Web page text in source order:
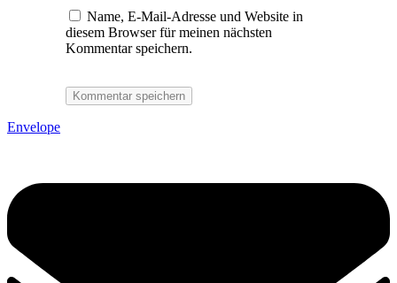
Name, E-Mail-Adresse und Website in
diesem Browser für meinen nächsten
Kommentar speichern.
Envelope